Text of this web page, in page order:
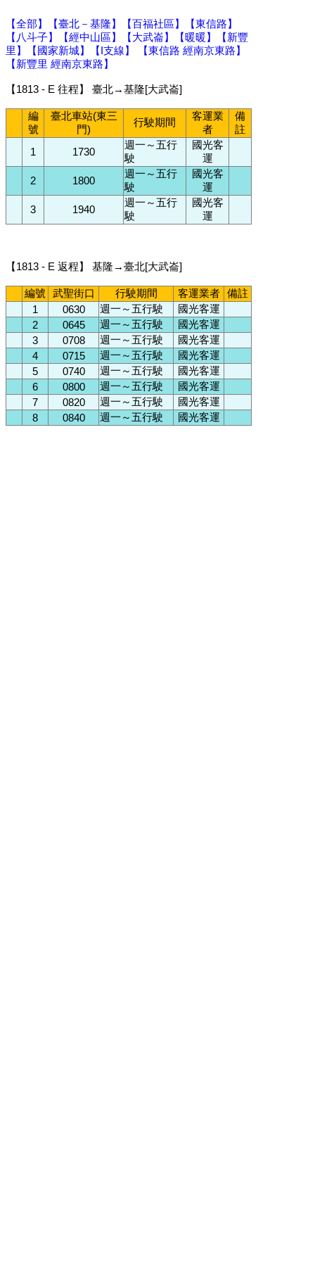
【全部】 【臺北－基隆】 【百福社區】
【東信路】
【八斗子】
【經中山區】 【大武崙】 【暖暖】
【新豐
里】
【國家新城】 【I支線】
【東信路 經南京東路】
【新豐里 經南京東路】
【1813 - E 往程】 臺北→基隆[大武崙]
編
號
臺北車站(東三
門)
行駛期間
客運業
者
備
註
1
1730
週一～五行
駛
國光客
運
2
1800
週一～五行
駛
國光客
運
3
1940
週一～五行
駛
國光客
運
【1813 - E 返程】 基隆→臺北[大武崙]
編號 武聖街口 行駛期間 客運業者
備註
1
0630 週一～五行駛
國光客運
2
0645 週一～五行駛
國光客運
3
0708 週一～五行駛
國光客運
4
0715 週一～五行駛
國光客運
5
0740 週一～五行駛
國光客運
6
0800 週一～五行駛
國光客運
7
0820 週一～五行駛
國光客運
8
0840 週一～五行駛 國光客運